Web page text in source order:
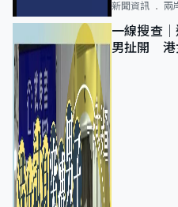
新聞資訊 兩
一線搜查
男扯開 港